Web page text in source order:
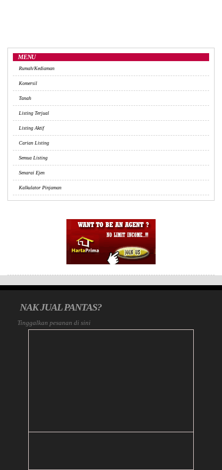
MENU
Rumah/Kediaman
Komersil
Tanah
Listing Terjual
Listing Aktif
Carian Listing
Semua Listing
Senarai Ejen
Kalkulator Pinjaman
NAK JUAL PANTAS?
Tinggalkan pesanan di sini